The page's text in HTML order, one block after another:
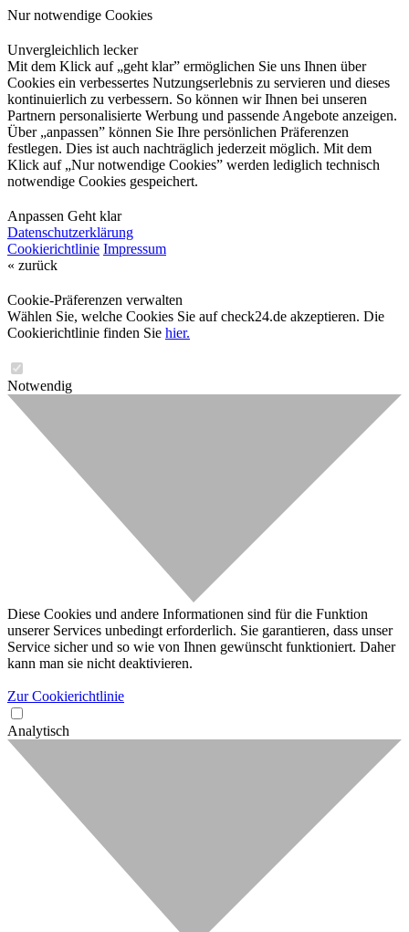
Nur notwendige Cookies
Unvergleichlich lecker
Mit dem Klick auf „geht klar” ermöglichen Sie uns Ihnen über
Cookies ein verbessertes Nutzungserlebnis zu servieren und dieses
kontinuierlich zu verbessern. So können wir Ihnen bei unseren
Partnern personalisierte Werbung und passende Angebote anzeigen.
Über „anpassen” können Sie Ihre persönlichen Präferenzen
festlegen. Dies ist auch nachträglich jederzeit möglich. Mit dem
Klick auf „Nur notwendige Cookies” werden lediglich technisch
notwendige Cookies gespeichert.
Anpassen Geht klar
Datenschutzerklärung
Cookierichtlinie Impressum
« zurück
Cookie-Präferenzen verwalten
Wählen Sie, welche Cookies Sie auf check24.de akzeptieren. Die
Cookierichtlinie finden Sie hier.
Notwendig
Diese Cookies und andere Informationen sind für die Funktion
unserer Services unbedingt erforderlich. Sie garantieren, dass unser
Service sicher und so wie von Ihnen gewünscht funktioniert. Daher
kann man sie nicht deaktivieren.
Zur Cookierichtlinie
Analytisch